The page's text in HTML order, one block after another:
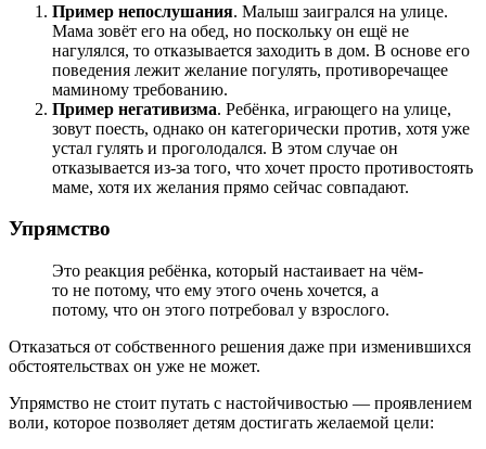
Пример непослушания. Малыш заигрался на улице.
Мама зовёт его на обед, но поскольку он ещё не
нагулялся, то отказывается заходить в дом. В основе его
поведения лежит желание погулять, противоречащее
маминому требованию.
Пример негативизма. Ребёнка, играющего на улице,
зовут поесть, однако он категорически против, хотя уже
устал гулять и проголодался. В этом случае он
отказывается из-за того, что хочет просто противостоять
маме, хотя их желания прямо сейчас совпадают.
Упрямство
Это реакция ребёнка, который настаивает на чём-
то не потому, что ему этого очень хочется, а
потому, что он этого потребовал у взрослого.
Отказаться от собственного решения даже при изменившихся
обстоятельствах он уже не может.
Упрямство не стоит путать с настойчивостью — проявлением
воли, которое позволяет детям достигать желаемой цели: